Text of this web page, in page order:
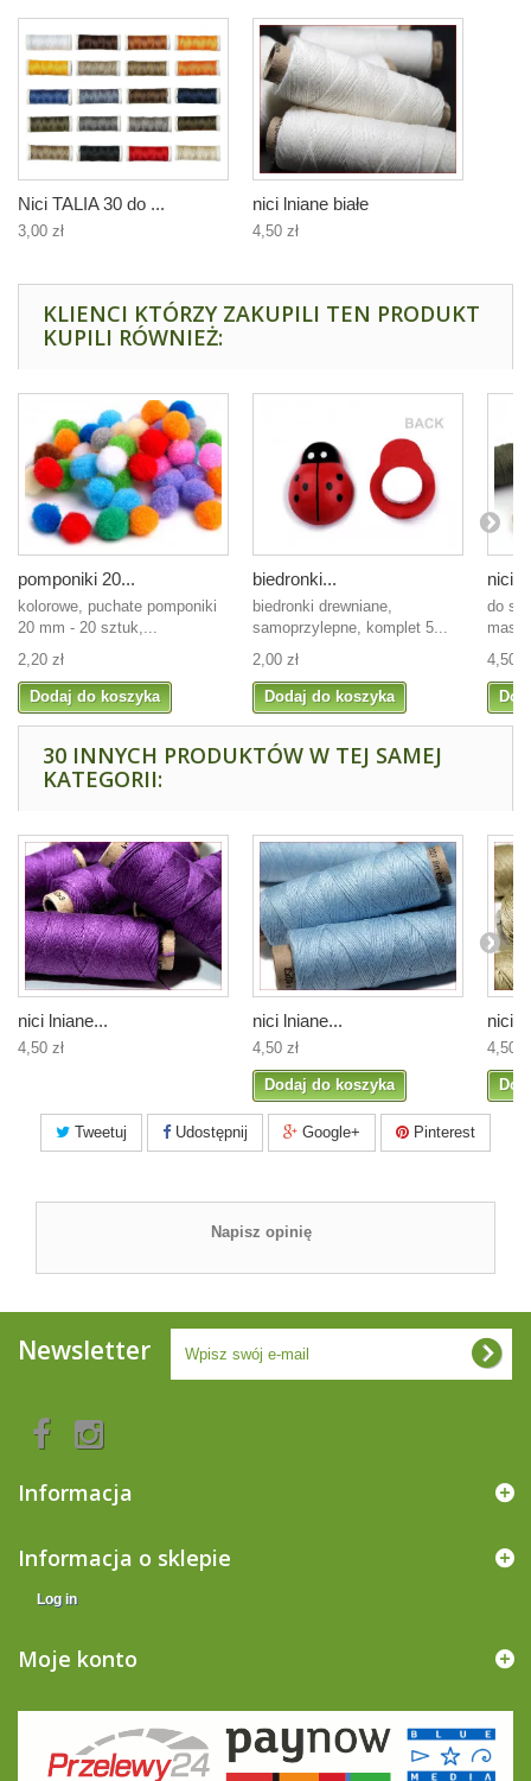
Nici TALIA 30 do ...
3,00 zł
nici lniane białe
4,50 zł
KLIENCI KTÓRZY ZAKUPILI TEN PRODUKT
KUPILI RÓWNIEŻ:
pomponiki 20...
kolorowe, puchate pomponiki
20 mm - 20 sztuk,...
2,20 zł
Dodaj do koszyka
biedronki...
biedronki drewniane,
samoprzylepne, komplet 5...
2,00 zł
Dodaj do koszyka
nici
do
4,50
30 INNYCH PRODUKTÓW W TEJ SAMEJ
KATEGORII:
nici lniane...
4,50 zł
nici lniane...
4,50 zł
Dodaj do koszyka
nici
4,50
Tweetuj Udostępnij Google+ Pinterest
Napisz opinię
Newsletter
Informacja
Informacja o sklepie
Log in
Moje konto